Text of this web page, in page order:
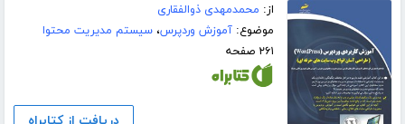
از: محمدمهدی ذوالفقاری
موضوع:آموزش وردپرس،سیستم مدیریت محتوا
۲۶۱ صفحه